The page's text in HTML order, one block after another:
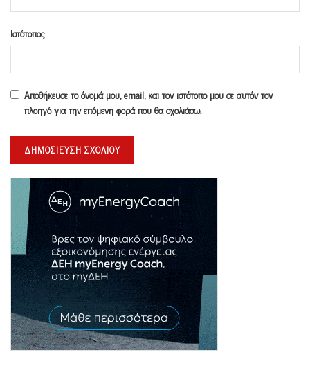
Ιστότοπος
Αποθήκευσε το όνομά μου, email, και τον ιστότοπο μου σε αυτόν τον
πλοηγό για την επόμενη φορά που θα σχολιάσω.